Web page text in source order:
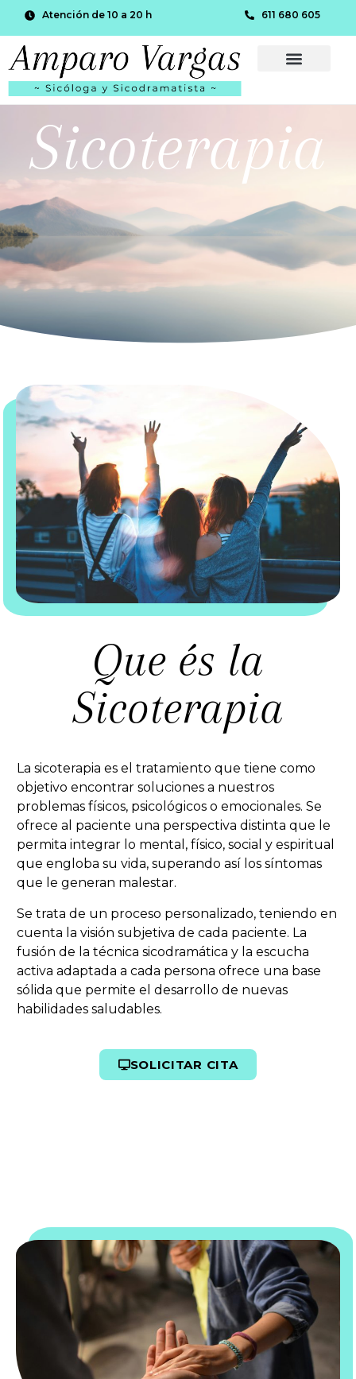
Atención de 10 a 20 h 611 680 605
Sicoterapia
Que és la
Sicoterapia
La sicoterapia es el tratamiento que tiene como
objetivo encontrar soluciones a nuestros
problemas físicos, psicológicos o emocionales. Se
ofrece al paciente una perspectiva distinta que le
permita integrar lo mental, físico, social y espiritual
que engloba su vida, superando así los síntomas
que le generan malestar.
Se trata de un proceso personalizado, teniendo en
cuenta la visión subjetiva de cada paciente. La
fusión de la técnica sicodramática y la escucha
activa adaptada a cada persona ofrece una base
sólida que permite el desarrollo de nuevas
habilidades saludables.
SOLICITAR CITA